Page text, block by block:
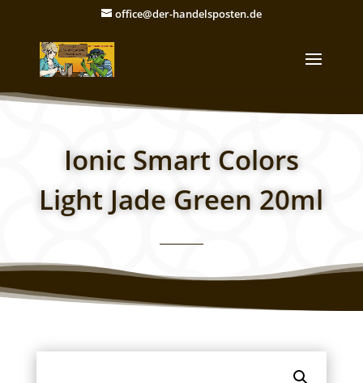
office@der-handelsposten.de
Ionic Smart Colors
Light Jade Green 20ml